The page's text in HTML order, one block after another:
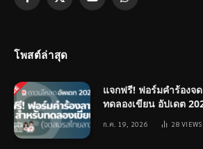
Facebook
X
YouTubeWhatsApp
โพสต์ล่าสุด
แจกฟรี! ฟอร์มคำร้องจ
ทดลองเขียน อัปเดต
ก.ค. 19, 2026 28VIEWS